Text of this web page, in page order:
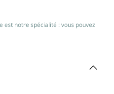
est notre spécialité : vous pouvez